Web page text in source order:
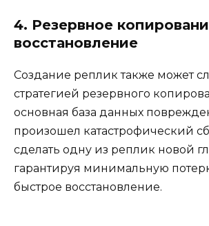
4. Резервное
восстановление
Создание реплик также может
стратегией резервного
основная база данных
произошел катастрофический
сделать одну из реплик новой
гарантируя минимальную
быстрое восстановление.